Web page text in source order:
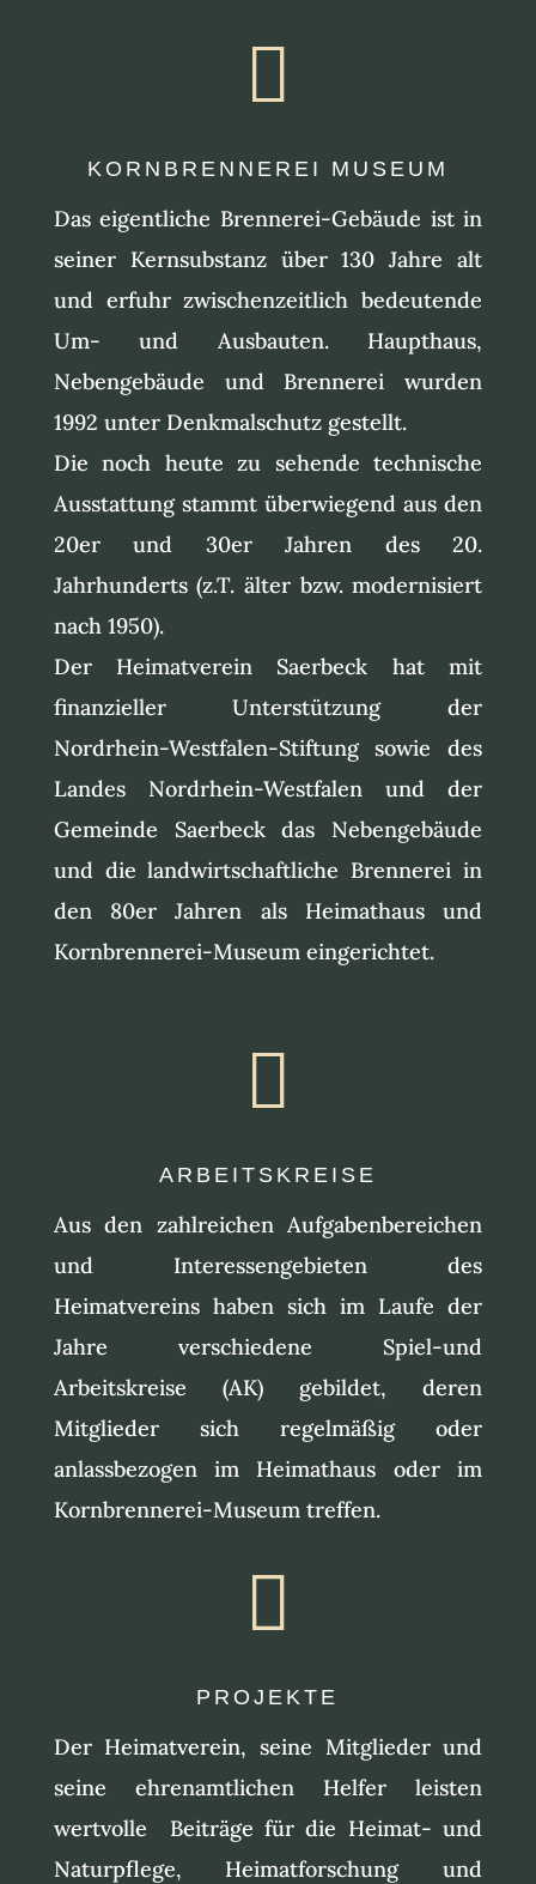

KORNBRENNEREI MUSEUM
Das eigentliche Brennerei-Gebäude ist in
seiner Kernsubstanz über 130 Jahre alt
und erfuhr zwischenzeitlich bedeutende
Um- und Ausbauten. Haupthaus,
Nebengebäude und Brennerei wurden
1992 unter Denkmalschutz gestellt.
Die noch heute zu sehende technische
Ausstattung stammt überwiegend aus den
20er und 30er Jahren des 20.
Jahrhunderts (z.T. älter bzw. modernisiert
nach 1950).
Der Heimatverein Saerbeck hat mit
finanzieller Unterstützung der
Nordrhein-Westfalen-Stiftung sowie des
Landes Nordrhein-Westfalen und der
Gemeinde Saerbeck das Nebengebäude
und die landwirtschaftliche Brennerei in
den 80er Jahren als Heimathaus und
Kornbrennerei-Museum eingerichtet.

ARBEITSKREISE
Aus den zahlreichen Aufgabenbereichen
und Interessengebieten des
Heimatvereins haben sich im Laufe der
Jahre verschiedene Spiel-und
Arbeitskreise (AK) gebildet, deren
Mitglieder sich regelmäßig oder
anlassbezogen im Heimathaus oder im
Kornbrennerei-Museum treffen.

PROJEKTE
Der Heimatverein, seine Mitglieder und
seine ehrenamtlichen Helfer leisten
wertvolle Beiträge für die Heimat- und
Naturpflege, Heimatforschung und